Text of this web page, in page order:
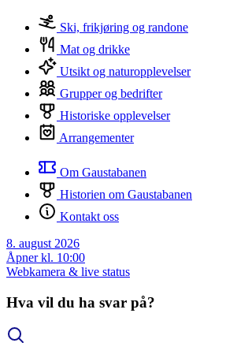
Ski, frikjøring og randone
Mat og drikke
Utsikt og naturopplevelser
Grupper og bedrifter
Historiske opplevelser
Arrangementer
Om Gaustabanen
Historien om Gaustabanen
Kontakt oss
8. august 2026
Åpner kl. 10:00
Webkamera & live status
Hva vil du ha svar på?